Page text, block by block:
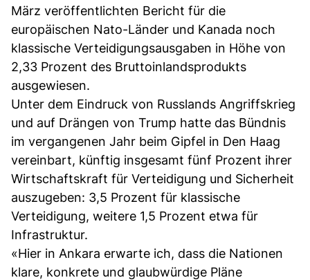
März veröffentlichten Bericht für die
europäischen Nato-Länder und Kanada noch
klassische Verteidigungsausgaben in Höhe von
2,33 Prozent des Bruttoinlandsprodukts
ausgewiesen.
Unter dem Eindruck von Russlands Angriffskrieg
und auf Drängen von Trump hatte das Bündnis
im vergangenen Jahr beim Gipfel in Den Haag
vereinbart, künftig insgesamt fünf Prozent ihrer
Wirtschaftskraft für Verteidigung und Sicherheit
auszugeben: 3,5 Prozent für klassische
Verteidigung, weitere 1,5 Prozent etwa für
Infrastruktur.
«Hier in Ankara erwarte ich, dass die Nationen
klare, konkrete und glaubwürdige Pläne